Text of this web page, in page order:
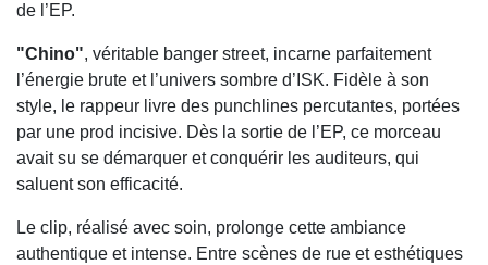
de l’EP.
"Chino", véritable banger street, incarne parfaitement
l’énergie brute et l’univers sombre d’ISK. Fidèle à son
style, le rappeur livre des punchlines percutantes, portées
par une prod incisive. Dès la sortie de l’EP, ce morceau
avait su se démarquer et conquérir les auditeurs, qui
saluent son efficacité.
Le clip, réalisé avec soin, prolonge cette ambiance
authentique et intense. Entre scènes de rue et esthétiques